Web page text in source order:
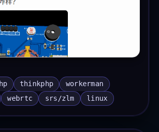
thinkphp
workerman
webrtc srs/zlm linux